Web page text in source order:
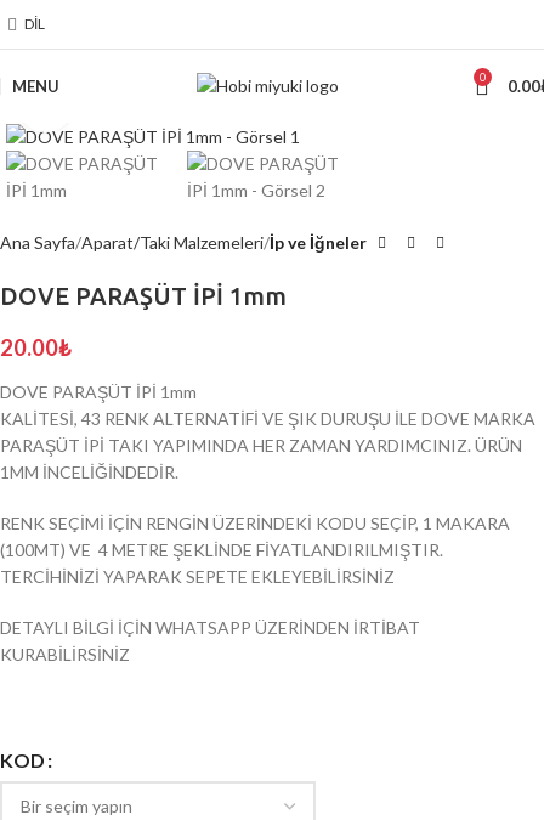
DIL
MENU 0 0.00
Ana Sayfa Aparat/Taki Malzemeleri İp ve İğneler
DOVE PARAŞÜT İPİ 1mm
20.00₺
DOVE PARAŞÜT İPİ 1mm
KALİTESİ, 43 RENK ALTERNATİFİ VE ŞIK DURUŞU İLE DOVE MARKA
PARAŞÜT İPİ TAKI YAPIMINDA HER ZAMAN YARDIMCINIZ. ÜRÜN
1MM İNCELİĞİNDEDİR.
RENK SEÇİMİ İÇİN RENGİN ÜZERİNDEKİ KODU SEÇİP, 1 MAKARA
(100MT) VE 4 METRE ŞEKLİNDE FİYATLANDIRILMIŞTIR.
TERCİHİNİZİ YAPARAK SEPETE EKLEYEBİLİRSİNİZ
DETAYLI BİLGİ İÇİN WHATSAPP ÜZERİNDEN İRTİBAT
KURABİLİRSİNİZ
KOD